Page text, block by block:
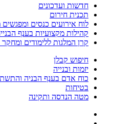
חדשות ועדכונים
תכנית חירום
לוח אירועים כנסים ומפגשים
קהילות מקצועיות בענף
קרן המלגות ללימודים
חיפוש קבלן
יזמות ובנייה
כוח אדם בענף הבניה
בטיחות
מטה הנדסה ותקינה